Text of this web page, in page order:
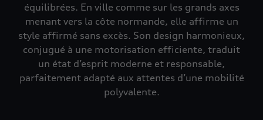
équilibrées. En ville comme sur les grands axes
menant vers la côte normande, elle affirme un
style affirmé sans excès. Son design harmonieux,
conjugué à une motorisation efficiente, traduit
un état d’esprit moderne et responsable,
parfaitement adapté aux attentes d’une mobilité
polyvalente.